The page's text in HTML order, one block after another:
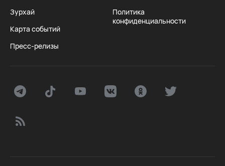
Зурхай
Карта событий
Пресс-релизы
Политика
конфиденциальности